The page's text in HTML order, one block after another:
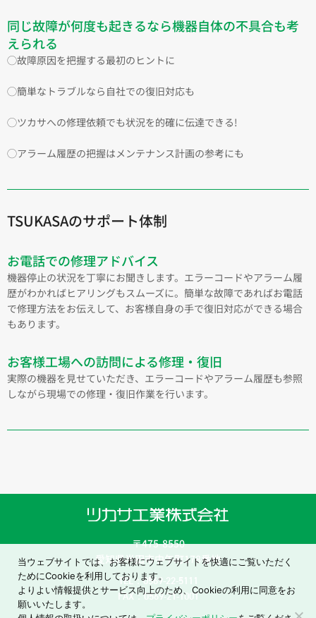
同じ故障が何度も起きるなら機器自体の不具合も考
えられる
◯故障原因を把握する最初のヒントに
◯簡単なトラブルなら自社での復旧対応も
◯ツカサへの修理依頼でも状況を的確に伝達できる!
◯アラーム履歴の把握はメンテナンス計画の参考にも
TSUKASAのサポート体制
お電話での修理アドバイス
機器停止の状況を丁寧にお聞きします。エラーコードやアラーム履
歴がわかればヒアリングもスムーズに。簡単な故障であればお電話
で修理方法をお伝えして、お客様自身の手で復旧対応ができる場合
もあります。
お客様工場への訪問による修理・復旧
実際の機器を見せていただき、エラーコードやアラーム履歴も参照
しながら現場での修理・復旧作業を行います。
当ウェブサイトでは、お客様にウェブサイトを快適にご覧いただく
ためにCookieを利用しております。
よりよい情報提供とサービス向上のため、Cookieの利用に同意をお
願いいたします。
〒475-8550
愛知県半田市中午町178番地
TEL：0569-22-5111
FAX：0569-21-1001